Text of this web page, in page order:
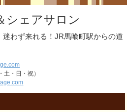
シェアサロン
迷わず来れる！JR馬喰町駅からの道
・日・祝）